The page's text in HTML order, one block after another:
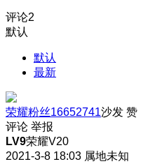
评论2
默认
默认
最新
荣耀粉丝16652741沙发 赞
评论 举报
LV9荣耀V20
2021-3-8 18:03 属地未知